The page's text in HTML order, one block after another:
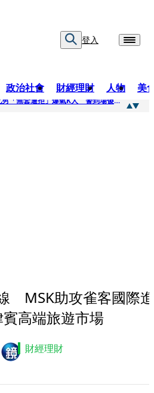
登入
政治社會 財經理財 人物 美
帶小9歲女網友開房！新北男「無套遭拒」爆氣K人 警到場傻眼搜到手銬、改造槍
MSK助攻雀客國際進
高端旅遊市場
財經理財